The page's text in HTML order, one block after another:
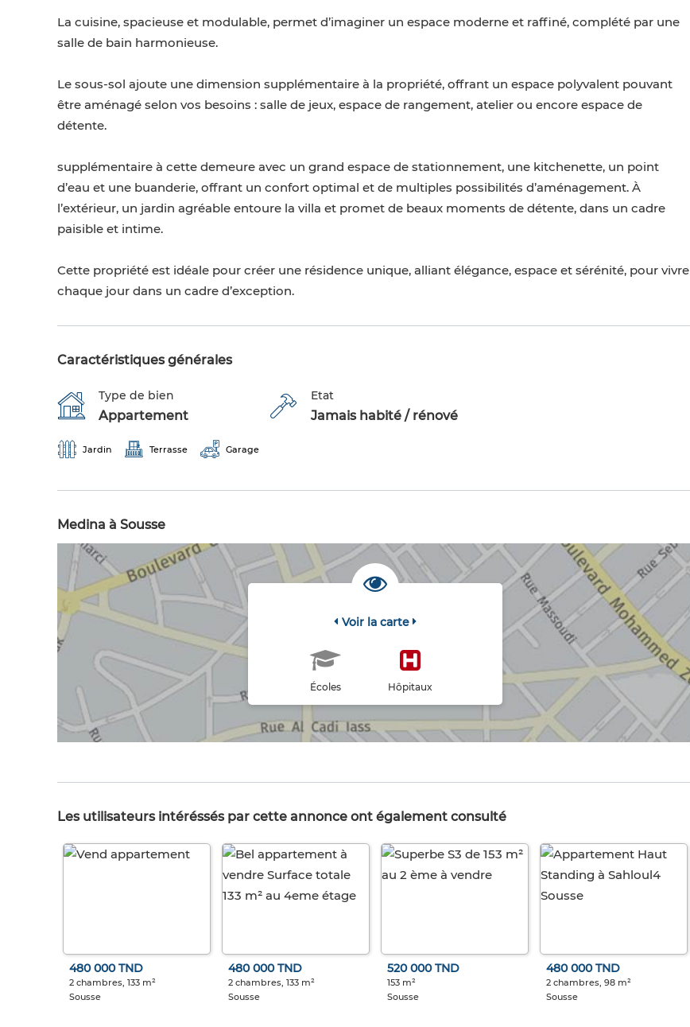
La cuisine, spacieuse et modulable, permet d’imaginer un espace moderne et raffiné, complété par une
salle de bain harmonieuse.
Le sous-sol ajoute une dimension supplémentaire à la propriété, offrant un espace polyvalent pouvant
être aménagé selon vos besoins : salle de jeux, espace de rangement, atelier ou encore espace de
détente.
supplémentaire à cette demeure avec un grand espace de stationnement, une kitchenette, un point
d’eau et une buanderie, offrant un confort optimal et de multiples possibilités d’aménagement. À
l’extérieur, un jardin agréable entoure la villa et promet de beaux moments de détente, dans un cadre
paisible et intime.
Cette propriété est idéale pour créer une résidence unique, alliant élégance, espace et sérénité, pour vivre
chaque jour dans un cadre d’exception.
Caractéristiques générales
Type de bien
Appartement
Etat
Jamais habité / rénové
Jardin Terrasse Garage
Medina à Sousse
Voir la carte
Écoles Hôpitaux
Les utilisateurs intéréssés par cette annonce ont également consulté
480 000 TND
2 chambres, 133 m²
Sousse
480 000 TND
2 chambres, 133 m²
Sousse
520 000 TND
153 m²
Sousse
480 000 TND
2 chambres, 98 m²
Sousse